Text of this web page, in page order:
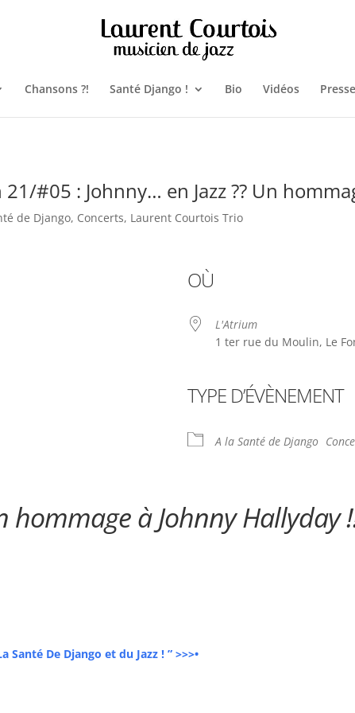
Chansons ?! Santé Django ! Bio Vidéos Presse
#05 : Johnny… en Jazz ?? Un
de Django, Concerts, Laurent Courtois Trio
OÙ
L'Atrium
1 ter rue du Moulin, Le
TYPE D’ÉVÈNEMENT
A la Santé de Django
hommage à Johnny Hallyday
De Django et du Jazz ! ” >>>•